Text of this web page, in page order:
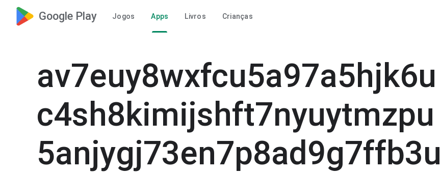
Google Play Jogos Apps Livros Crianças
av7euy8wxfcu5a97a5hjk6u
c4sh8kimijshft7nyuytmzpu
5anjygj73en7p8ad9g7ffb3u